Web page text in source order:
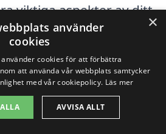
viktiga aspekter av ditt
företag för hemstäd i
vara värt att utforska
städer. Här är
×
använder
cookies
cookies för att förbättra
att använda vår webbplats samtycker
med vår cookiepolicy. Läs mer
AVVISA ALLT